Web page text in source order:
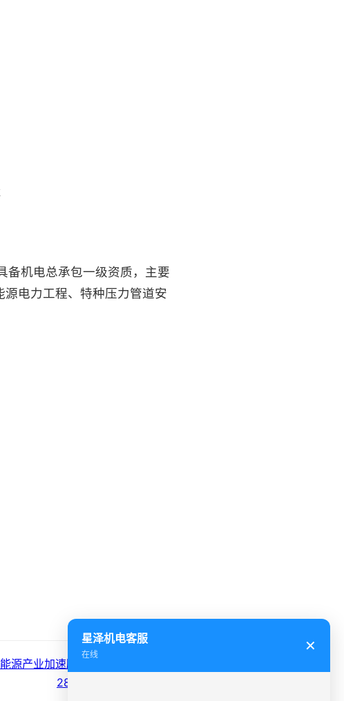
备机电总承包一级资质，主要
电力工程、特种压力管道安
源产业加速腾飞：新三样出口增长
28.3%，工商业电价...
星泽机电客服
在线
✕